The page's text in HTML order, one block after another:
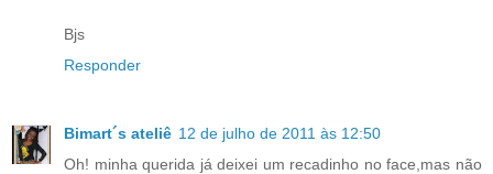
Bjs
Responder
Bimart´s ateliê 12 de julho de 2011 às 12:50
Oh! minha querida já deixei um recadinho no face,mas não